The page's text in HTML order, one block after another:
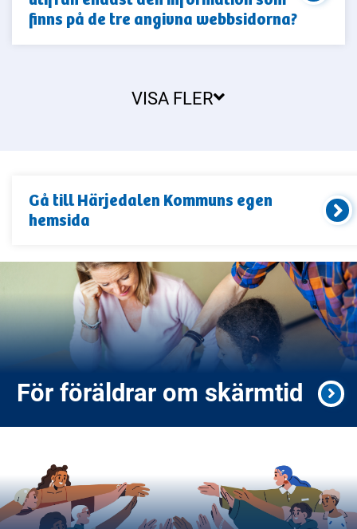
finns på de tre angivna webbsidorna?
VISA FLER
Gå tillHärjedalen Kommuns egen
hemsida
För föräldrar om skärmtid